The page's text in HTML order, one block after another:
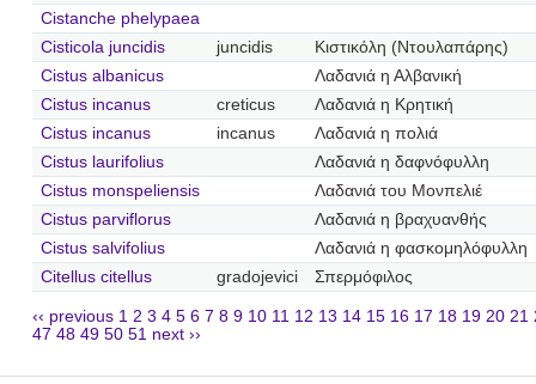
Cistanche phelypaea
Cisticola juncidis
juncidis
Κιστικόλη (Ντουλαπάρης)
Cistus albanicus
Λαδανιά η Αλβανική
Cistus incanus
creticus
Λαδανιά η Κρητική
Cistus incanus
incanus
Λαδανιά η πολιά
Cistus laurifolius
Λαδανιά η δαφνόφυλλη
Cistus monspeliensis
Λαδανιά του Μονπελιέ
Cistus parviflorus
Λαδανιά η βραχυανθής
Cistus salvifolius
Λαδανιά η φασκομηλόφυλλη
Citellus citellus
gradojevici Σπερμόφιλος
‹‹ previous 1 2 3 4 5 6 7 8 9 10 11 12 13 14 15 16 17 18 19 20 21
47 48 49 50 51 next ››